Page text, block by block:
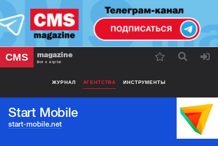
CMS magazine
Все о digital
ЖУРНАЛ АГЕНТСТВА ИНСТРУМЕНТЫ
Start Mobile
start-mobile.net